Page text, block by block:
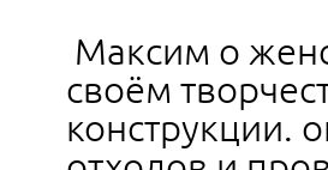
Максим о
своём
конструкции.